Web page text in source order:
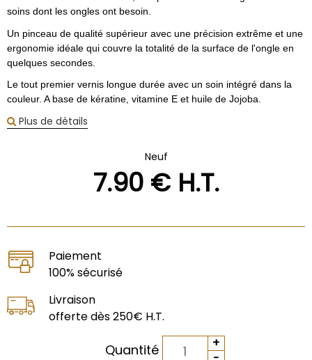
soins dont les ongles ont besoin.
Un pinceau de qualité supérieur avec une précision extrême et une
ergonomie idéale qui couvre la totalité de la surface de l'ongle en
quelques secondes.
Le tout premier vernis longue durée avec un soin intégré dans la
couleur. A base de kératine, vitamine E et huile de Jojoba.
Plus de détails
Neuf
7.90€ H.T.
Paiement
100% sécurisé
Livraison
offerte dès 250€ H.T.
Quantité